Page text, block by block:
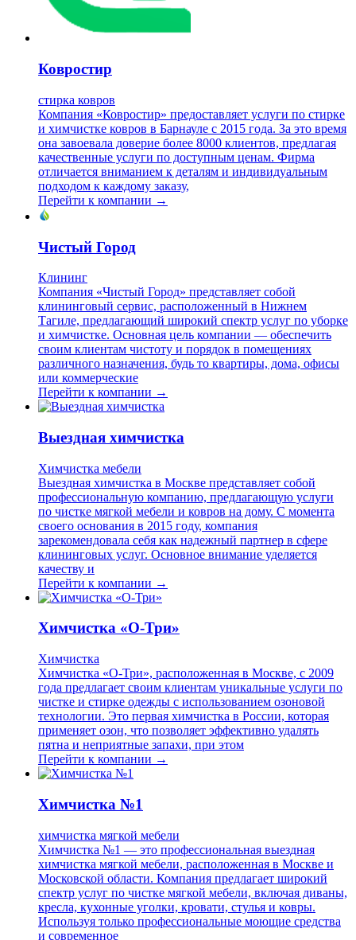
Ковростир
стирка ковров
Компания «Ковростир» предоставляет услуги по стирке
и химчистке ковров в Барнауле с 2015 года. За это время
она завоевала доверие более 8000 клиентов, предлагая
качественные услуги по доступным ценам. Фирма
отличается вниманием к деталям и индивидуальным
подходом к каждому заказу,
Перейти к компании →
Чистый Город
Клининг
Компания «Чистый Город» представляет собой
клининговый сервис, расположенный в Нижнем
Тагиле, предлагающий широкий спектр услуг по уборке
и химчистке. Основная цель компании — обеспечить
своим клиентам чистоту и порядок в помещениях
различного назначения, будь то квартиры, дома, офисы
или коммерческие
Перейти к компании →
Выездная химчистка
Химчистка мебели
Выездная химчистка в Москве представляет собой
профессиональную компанию, предлагающую услуги
по чистке мягкой мебели и ковров на дому. С момента
своего основания в 2015 году, компания
зарекомендовала себя как надежный партнер в сфере
клининговых услуг. Основное внимание уделяется
качеству и
Перейти к компании →
Химчистка «О-Три»
Химчистка
Химчистка «О-Три», расположенная в Москве, с 2009
года предлагает своим клиентам уникальные услуги по
чистке и стирке одежды с использованием озоновой
технологии. Это первая химчистка в России, которая
применяет озон, что позволяет эффективно удалять
пятна и неприятные запахи, при этом
Перейти к компании →
Химчистка №1
химчистка мягкой мебели
Химчистка №1 — это профессиональная выездная
химчистка мягкой мебели, расположенная в Москве и
Московской области. Компания предлагает широкий
спектр услуг по чистке мягкой мебели, включая диваны,
кресла, кухонные уголки, кровати, стулья и ковры.
Используя только профессиональные моющие средства
и современное